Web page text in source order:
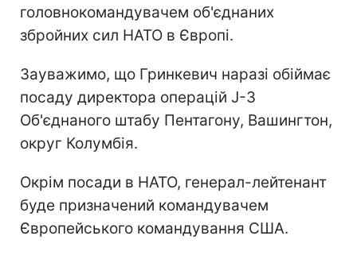
головнокомандувачем об'єднаних
збройних сил НАТО в Європі.
Зауважимо, що Гринкевич наразі обіймає
посаду директора операцій J-3
Об'єднаного штабу Пентагону, Вашингтон,
округ Колумбія.
Окрім посади в НАТО, генерал-лейтенант
буде призначений командувачем
Європейського командування США.